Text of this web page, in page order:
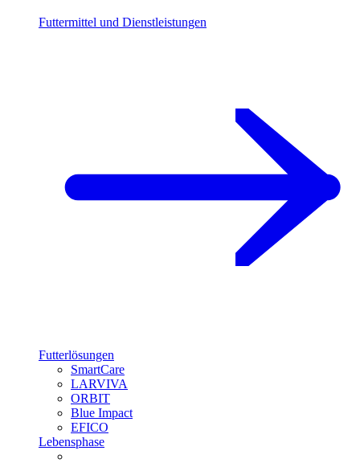
Futtermittel und Dienstleistungen
Futterlösungen
SmartCare
LARVIVA
ORBIT
Blue Impact
EFICO
Lebensphase